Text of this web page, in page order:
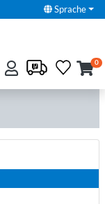
Sprache
0